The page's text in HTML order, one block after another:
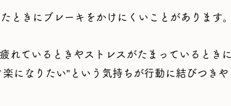
ときにブレーキをかけにくいことがあります。
れているときやストレスがたまっているときに
になりたい”という気持ちが行動に結びつきや